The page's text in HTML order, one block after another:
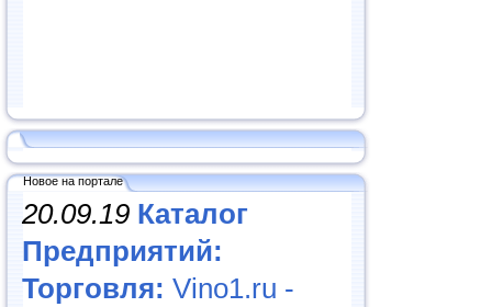
Новое на портале
20.09.19 Каталог
Предприятий:
Торговля: Vino1.ru -